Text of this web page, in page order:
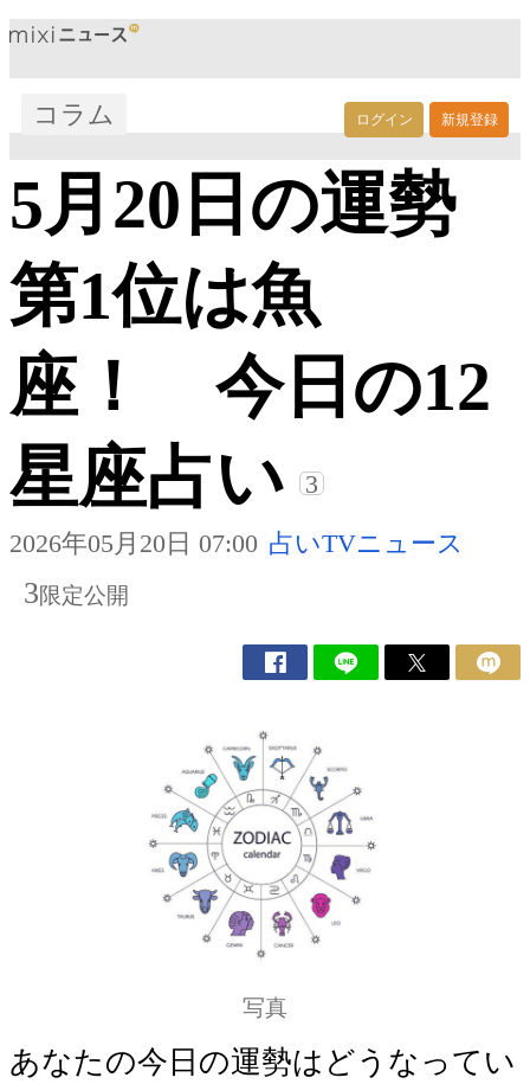
ログイン 新規登録
コラム
5月20日の運勢
第1位は魚
座！ 今日の12
星座占い
3
2026年05月20日 07:00 占いTVニュース
3限定公開
写真
あなたの今日の運勢はどうなってい